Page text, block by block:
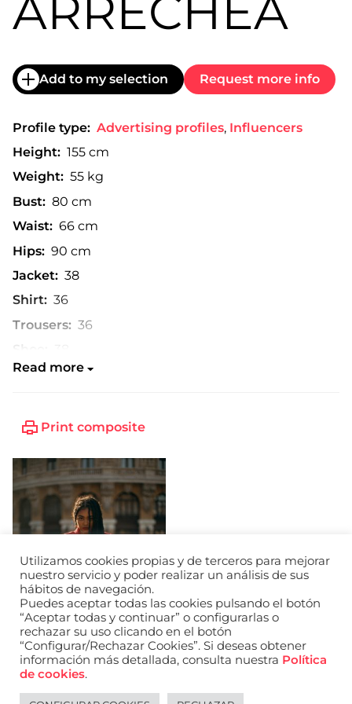
Add to my selection Request more info
Profile type: Advertising profiles, Influencers
Height: 155 cm
Weight: 55 kg
Bust: 80 cm
Waist: 66 cm
Hips: 90 cm
Jacket: 38
Shirt: 36
Trousers: 36
Read more
Print composite
Utilizamos cookies propias y de terceros para mejorar
nuestro servicio y poder realizar un análisis de sus
hábitos de navegación.
Puedes aceptar todas las cookies pulsando el botón
“Aceptar todas y continuar” o configurarlas o
rechazar su uso clicando en el botón
“Configurar/Rechazar Cookies”. Si deseas obtener
información más detallada, consulta nuestra Política
de cookies.